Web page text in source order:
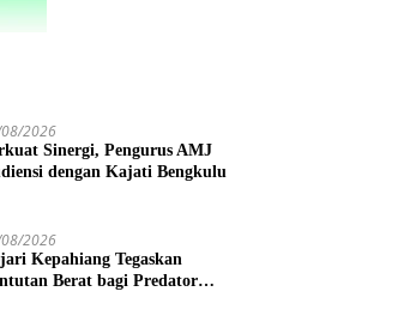
2026
Sinergi, Pengurus AMJ
dengan Kajati Bengkulu
2026
Kepahiang Tegaskan
Berat bagi Predator